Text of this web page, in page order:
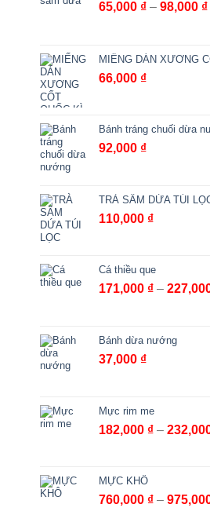
65,000 ₫ – 98,000 ₫
MIẾNG DÁN XƯƠNG
66,000 ₫
Bánh tráng chuối dừa
92,000 ₫
TRÀ SÂM DỨA TÚI
110,000 ₫
Cá thiều que
171,000 ₫ –
Bánh dừa nướng
37,000 ₫
Mực rim me
182,000 ₫ –
MỰC KHÔ
760,000 ₫ –